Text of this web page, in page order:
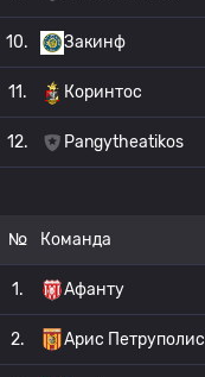
10. Закинф
11. Коринтос
12. Pangytheatikos
№ Команда
1. Афанту
2. Арис Петруполис